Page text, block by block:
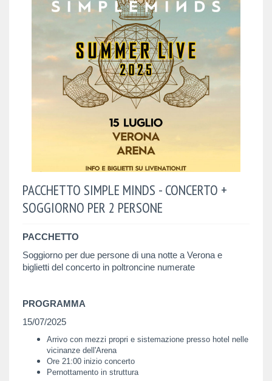
PACCHETTO SIMPLE MINDS - CONCERTO +
SOGGIORNO PER 2 PERSONE
PACCHETTO
Soggiorno per due persone di una notte a Verona e
biglietti del concerto in poltroncine numerate
PROGRAMMA
15/07/2025
Arrivo con mezzi propri e sistemazione presso hotel nelle
vicinanze dell'Arena
Ore 21:00 inizio concerto
Pernottamento in struttura